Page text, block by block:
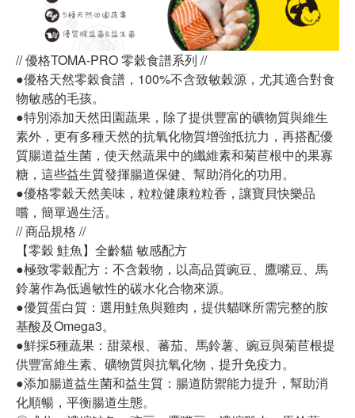
// 優格TOMA-PRO 零穀食譜系列 //
●優格天然零穀食譜，100%不含致敏穀源，尤其適合對食
物敏感的毛孩。
●特別添加天然田園蔬果，除了提供豐富的礦物質與維生
素外，更有多種天然的抗氧化物質增強抵抗力，再搭配優
質腸道益生菌，使天然蔬果中的纖維素和菊苣根中的果寡
糖，這些益生質發揮腸道保健、幫助消化的功用。
●優格零穀天然美味，粒粒健康粒粒香，讓寶貝快樂品
嚐，簡單過生活。
// 商品規格 //
【零穀 鮭魚】全齡貓 敏感配方
●極致零穀配方：不含榖物，以高品質豌豆、鷹嘴豆、馬
鈴薯作為低過敏性的碳水化合物來源。
●優質蛋白質：選用鮭魚與雞肉，提供貓咪所需完整的胺
基酸及Omega3。
●鮮採5種蔬果：甜菜根、蕃茄、馬鈴薯、豌豆與菊苣根提
供豐富維生素、礦物質與抗氧化物，提升免疫力。
●添加腸道益生菌和益生質：腸道防禦能力提升，幫助消
化順暢，平衡腸道生態。